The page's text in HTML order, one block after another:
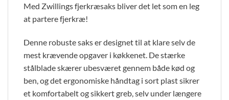
Med Zwillings fjerkræsaks bliver det let som en leg
at partere fjerkræ!
Denne robuste saks er designet til at klare selv de
mest krævende opgaver i køkkenet. De stærke
stålblade skærer ubesværet gennem både kød og
ben, og det ergonomiske håndtag i sort plast sikrer
et komfortabelt og sikkert greb, selv under længere